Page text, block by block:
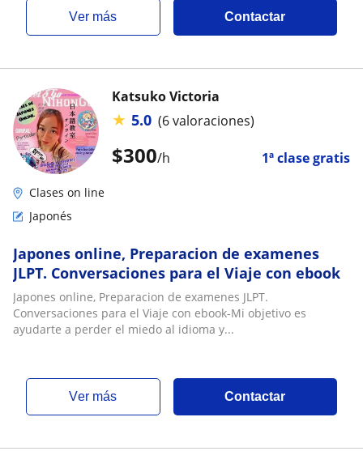
ver más Contactar
$300/h 1ª clase gratis
Katsuko Victoria
★ 5.0 (6 valoraciones)
Clases on line
Japonés
Japones online, Preparacion de examenes
JLPT. Conversaciones para el Viaje con ebook
Japones online, Preparacion de examenes JLPT.
Conversaciones para el Viaje con ebook-Mi objetivo es
ayudarte a perder el miedo al idioma y...
ver más Contactar